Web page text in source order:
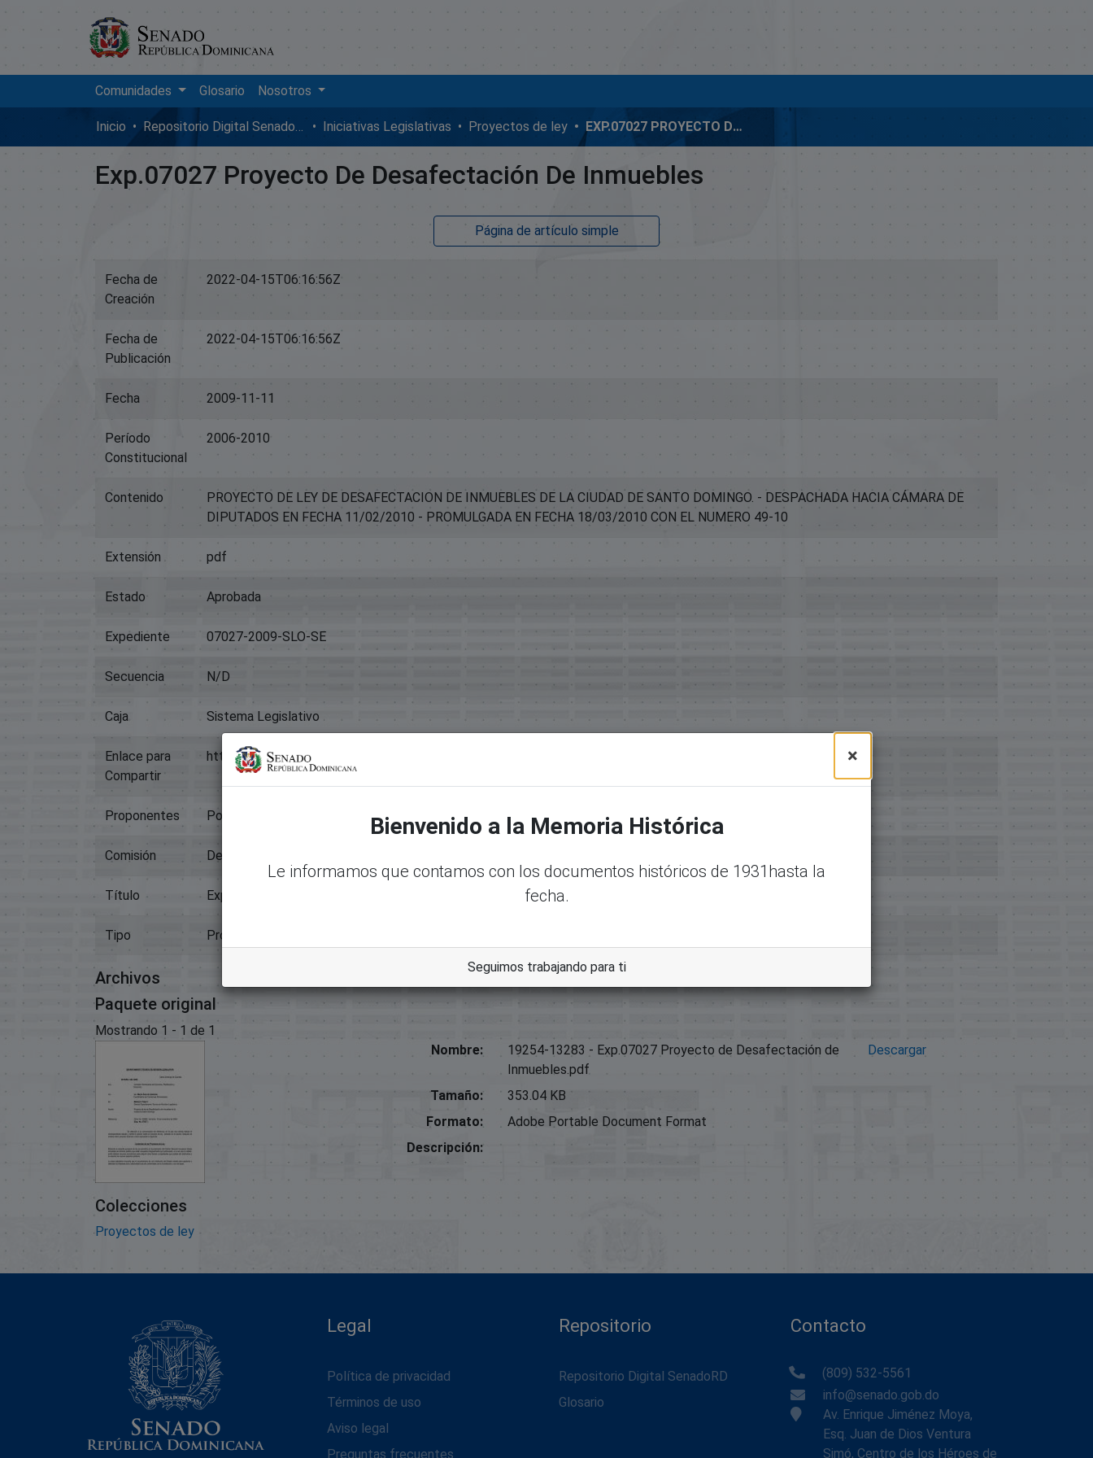
Comunidades Glosario Nosotros
Inicio Repositorio Digital SenadoRD Iniciativas Legislativas Proyectos de ley EXP.07027 PROYECTO DE DESAFECTACIÓN DE INMUEBLES
Exp.07027 Proyecto De Desafectación De Inmuebles
Página de artículo simple
Fecha de
Creación
2022-04-15T06:16:56Z
Fecha de
Publicación
2022-04-15T06:16:56Z
Fecha 2009-11-11
Período
Constitucional
2006-2010
Contenido
PROYECTO DE LEY DE DESAFECTACION DE INMUEBLES DE LA CIUDAD DE SANTO DOMINGO. - DESPACHADA HACIA CÁMARA DE
DIPUTADOS EN FECHA 11/02/2010 - PROMULGADA EN FECHA 18/03/2010 CON EL NUMERO 49-10
Extensión pdf
Estado Aprobada
Expediente 07027-2009-SLO-SE
Secuencia N/D
Caja Sistema Legislativo
Enlace para
Compartir
https://memoriahistorica.senadord.gob.do/handle/123456789/21140
Proponentes Poder Ejecutivo
Comisión Desarrollo Municipal Y Organizaciones No Gubernamentales
Título Exp.07027 Proyecto De Desafectación De Inmuebles
Tipo Proyectos De Ley
Archivos
Paquete original
Mostrando 1 - 1 de 1
Nombre:
19254-13283 - Exp.07027 Proyecto de Desafectación de
Inmuebles.pdf
Tamaño:
353.04 KB
Formato:
Adobe Portable Document Format
Descripción:
Descargar
Colecciones
Proyectos de ley
Legal
Política de privacidad
Términos de uso
Aviso legal
Preguntas frecuentes
Repositorio
Repositorio Digital SenadoRD
Glosario
Contacto
(809) 532-5561
info@senado.gob.do
Av. Enrique Jiménez Moya,
Esq. Juan de Dios Ventura
Simó, Centro de los Héroes de
×
Bienvenido a la Memoria Histórica
Le informamos que contamos con los documentos históricos de 1931hasta la
fecha.
Seguimos trabajando para ti